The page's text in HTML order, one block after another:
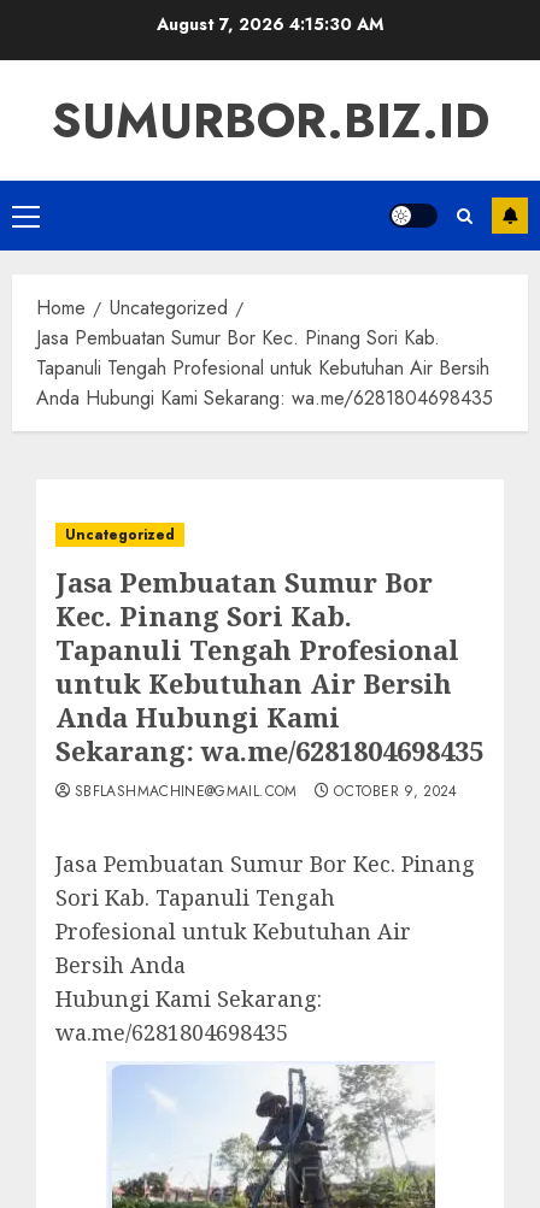
August 7, 20264:15:31 AM
SUMURBOR.BIZ.ID
Primary
Menu
Home
Uncategorized
Jasa Pembuatan Sumur Bor Kec. Pinang Sori Kab.
Tapanuli Tengah Profesional untuk Kebutuhan Air Bersih
Anda Hubungi Kami Sekarang: wa.me/6281804698435
Uncategorized
Jasa Pembuatan Sumur Bor
Kec. Pinang Sori Kab.
Tapanuli Tengah Profesional
untuk Kebutuhan Air Bersih
Anda Hubungi Kami
Sekarang: wa.me/6281804698435
SBFLASHMACHINE@GMAIL.COM OCTOBER 9, 2024
Jasa Pembuatan Sumur Bor Kec. Pinang
Sori Kab. Tapanuli Tengah
Profesional untuk Kebutuhan Air
Bersih Anda
Hubungi Kami Sekarang:
wa.me/6281804698435